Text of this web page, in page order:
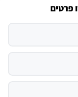
פרטים